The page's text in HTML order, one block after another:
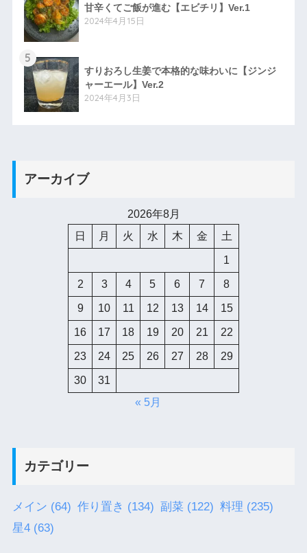
甘辛くてご飯が進む【エビチリ】Ver.1
2024年4月15日
5
すりおろし生姜で本格的な味わいに【ジンジ
ャーエール】Ver.2
2024年4月3日
アーカイブ
2026年8月
日
月 火 水 木 金 土
1
2 3 4 5 6 7 8
9 10 11 12 13 14 15
16 17 18 19 20 21 22
23 24 25 26 27 28 29
30
31
« 5月
カテゴリー
メイン (64) 作り置き (134) 副菜 (122) 料理 (235)
星4 (63)